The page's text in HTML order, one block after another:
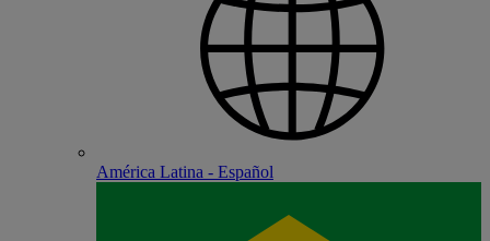
América Latina - Español